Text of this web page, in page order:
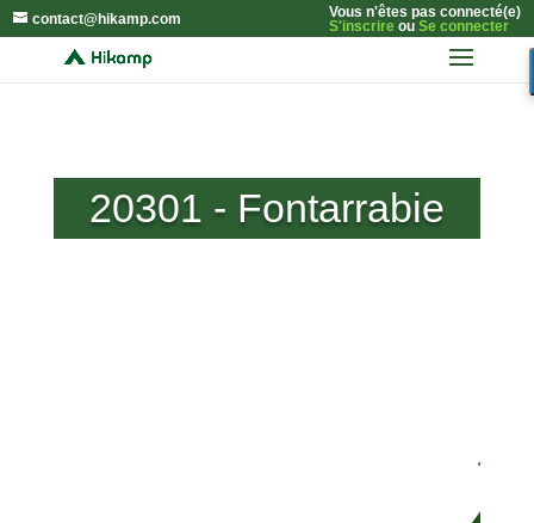
contact@hikamp.com
Vous n'êtes pas connecté(e)
S'inscrireou Se connecter
20301 - Fontarrabie